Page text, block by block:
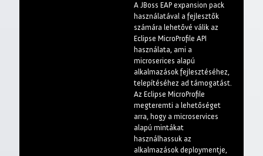
A JBoss EAP expansion pack
használatával a fejlesztők
számára lehetővé válik az
Eclipse MicroProfile API
használata, ami a
microserices alapú
alkalmazások fejlesztéséhez,
telepítéséhez ad támogatást.
Az Eclipse MicroProfile
megteremti a lehetőséget
arra, hogy a microservices
alapú mintákat
használhassuk az
alkalmazások deploymentje,